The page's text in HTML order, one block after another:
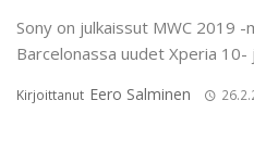
Sony on julkaissut MWC 2019
Barcelonassa uudet Xperia 10-
Kirjoittanut Eero Salminen